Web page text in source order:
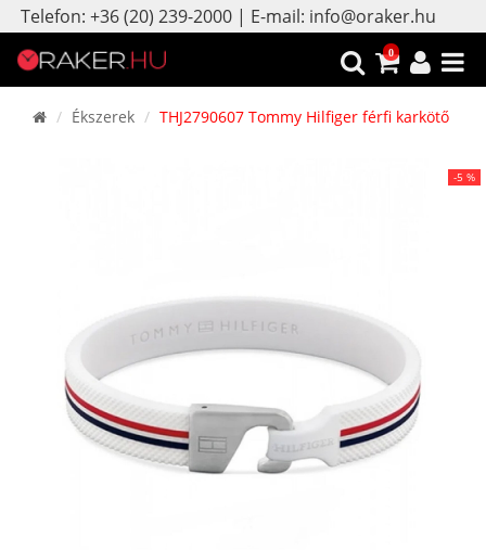
Telefon: +36 (20) 239-2000 | E-mail: info@oraker.hu
0
Ékszerek THJ2790607 Tommy Hilfiger férfi karkötő
-5 %